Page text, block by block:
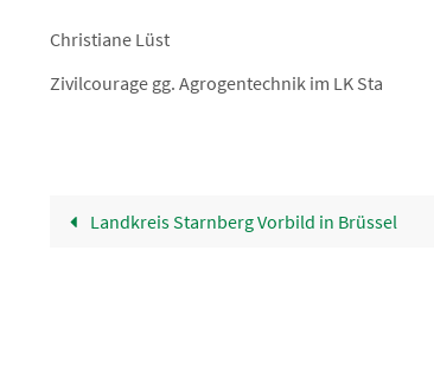
Christiane Lüst
Zivilcourage gg. Agrogentechnik im LK Sta
Landkreis Starnberg Vorbild in Brüssel